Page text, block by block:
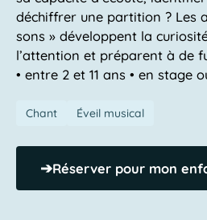
déchiffrer une partition ? Les
sons » développent la
l’attention et préparent à de
• entre 2 et 11 ans • en stage
Chant Éveil musical
➔Réserver pour mon